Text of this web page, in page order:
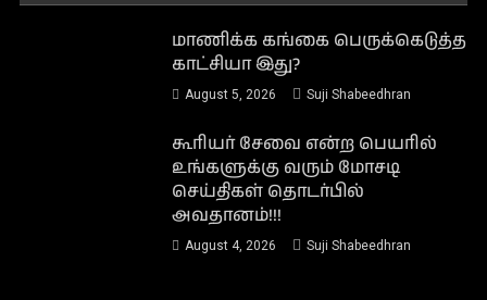
மாணிக்க கங்கை பெருக்கெடுத்த
காட்சியா இது?
August 5, 2026 Suji Shabeedhran
கூரியர் சேவை என்ற பெயரில்
உங்களுக்கு வரும் மோசடி
செய்திகள் தொடர்பில்
அவதானம்!!!
August 4, 2026 Suji Shabeedhran